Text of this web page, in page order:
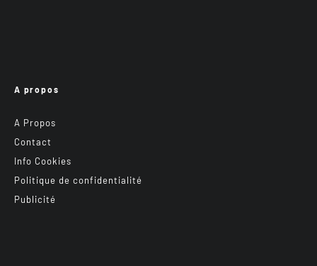
A propos
A Propos
Contact
Info Cookies
Politique de confidentialité
Publicité